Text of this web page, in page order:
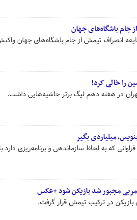
جام باشگاه‌های جهان
شایعه انصراف تیمش از جام باشگاه‌های جهان
را خالی کرد!
در هفته دهم لیگ برتر حاشیه‌هایی داشت.
میلیاردی بگیر
فراوانی که به لحاظ سازماندهی و برنامه‌ریزی
مجبور شد بازیکن شود +عکس
در ترکیب تیمش قرار گرفت.